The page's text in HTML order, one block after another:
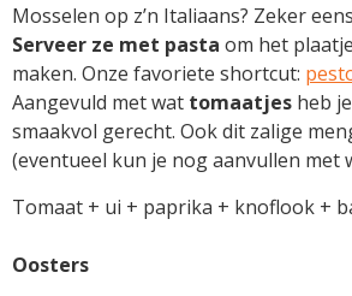
Mosselen op z’n Italiaans? Zeker
Serveer ze met pasta om het
maken. Onze favoriete shortcut:
Aangevuld met wat tomaatjes heb
smaakvol gerecht. Ook dit zalige
(eventueel kun je nog aanvullen met
Tomaat + ui + paprika + knoflook +
Oosters